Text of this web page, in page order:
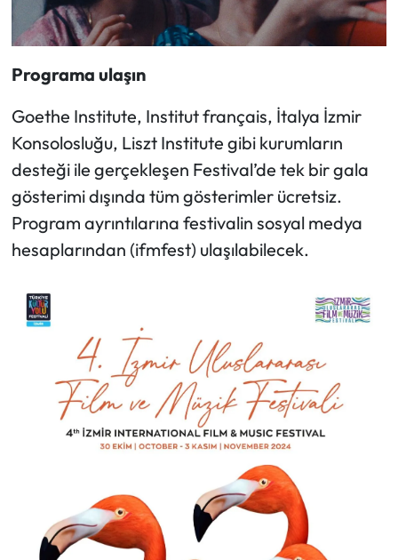
Programa ulaşın
Goethe Institute, Institut français, İtalya İzmir
Konsolosluğu, Liszt Institute gibi kurumların
desteği ile gerçekleşen Festival’de tek bir gala
gösterimi dışında tüm gösterimler ücretsiz.
Program ayrıntılarına festivalin sosyal medya
hesaplarından (ifmfest) ulaşılabilecek.